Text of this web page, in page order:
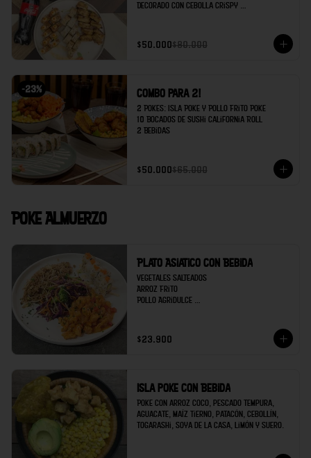
Decorado con cebolla crispy
Gyozas x 2
$50.000$80.000
-23% Combo para 2!
2 Pokes: Isla Poke y Pollo Frito Poke
10 Bocados de Sushi California Roll
2 Bebidas
$50.000$65.000
Poke Almuerzo
Plato Asiatico con Bebida
Vegetales salteados
Arroz Frito
Pollo Agridulce
$23.900
Isla poke con Bebida
Poke con arroz coco, pescado tempura,
aguacate, maíz tierno, patacón, cebollín,
togarashi, soya de la casa, limón y suero.